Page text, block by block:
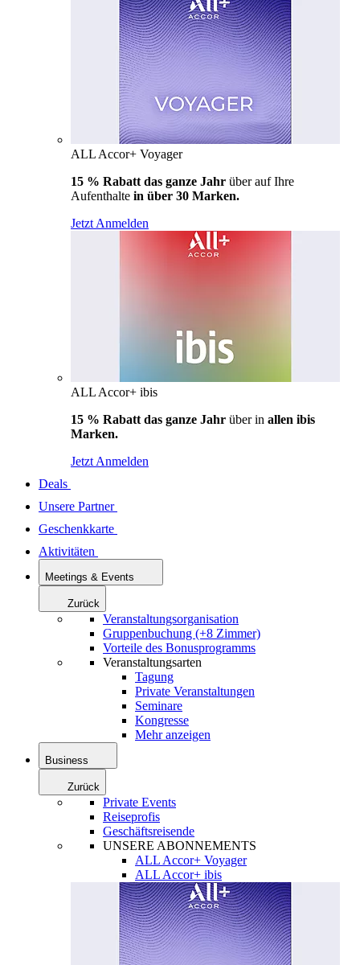
ALL Accor+ Voyager
15 % Rabatt das ganze Jahr über auf Ihre
Aufenthalte in über 30 Marken.
Jetzt Anmelden
ALL Accor+ ibis
15 % Rabatt das ganze Jahr über in allen ibis
Marken.
Jetzt Anmelden
Deals
Unsere Partner
Geschenkkarte
Aktivitäten
Meetings & Events
Zurück
Veranstaltungsorganisation
Gruppenbuchung (+8 Zimmer)
Vorteile des Bonusprogramms
Veranstaltungsarten
Tagung
Private Veranstaltungen
Seminare
Kongresse
Mehr anzeigen
Business
Zurück
Private Events
Reiseprofis
Geschäftsreisende
UNSERE ABONNEMENTS
ALL Accor+ Voyager
ALL Accor+ ibis